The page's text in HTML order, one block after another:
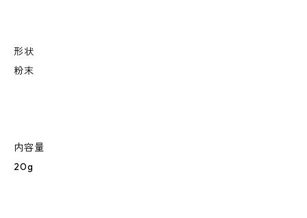
形状
粉末
内容量
20g